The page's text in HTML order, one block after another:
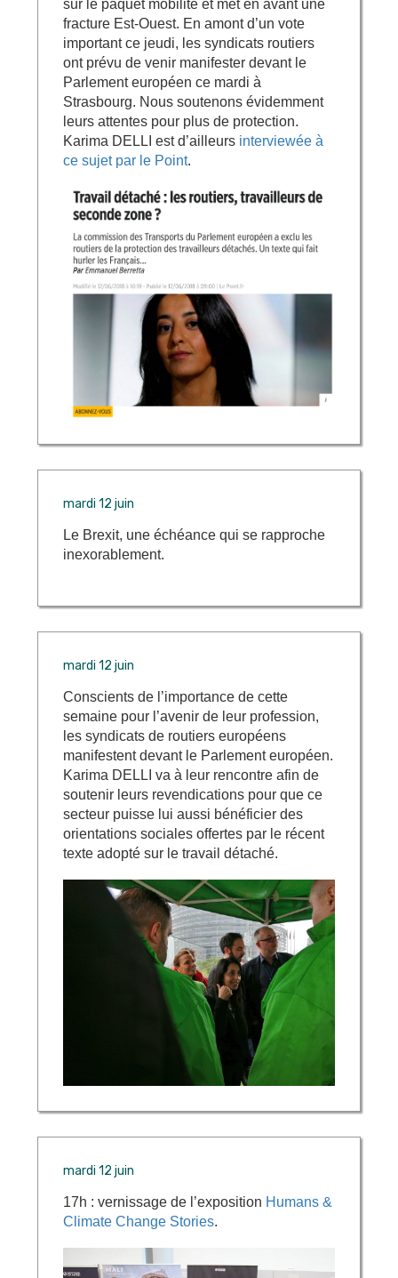
sur le paquet mobilité et met en avant une
fracture Est-Ouest. En amont d’un vote
important ce jeudi, les syndicats routiers
ont prévu de venir manifester devant le
Parlement européen ce mardi à
Strasbourg. Nous soutenons évidemment
leurs attentes pour plus de protection.
Karima DELLI est d’ailleurs interviewée à
ce sujet par le Point.
mardi 12 juin
Le Brexit, une échéance qui se rapproche
inexorablement.
mardi 12 juin
Conscients de l’importance de cette
semaine pour l’avenir de leur profession,
les syndicats de routiers européens
manifestent devant le Parlement européen.
Karima DELLI va à leur rencontre afin de
soutenir leurs revendications pour que ce
secteur puisse lui aussi bénéficier des
orientations sociales offertes par le récent
texte adopté sur le travail détaché.
mardi 12 juin
17h : vernissage de l’exposition Humans &
Climate Change Stories.